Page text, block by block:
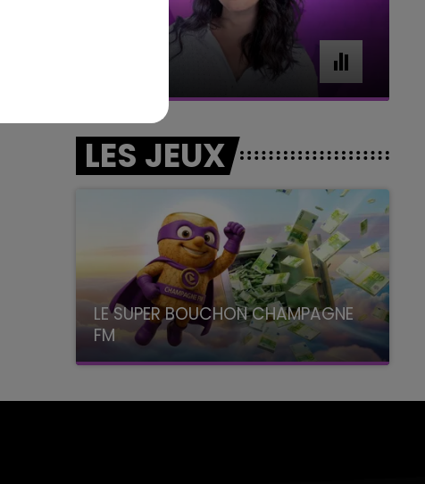
LES JEUX
LE SUPER BOUCHON CHAMPAGNE
FM
avec La Famille Champagne FM, à 8H10